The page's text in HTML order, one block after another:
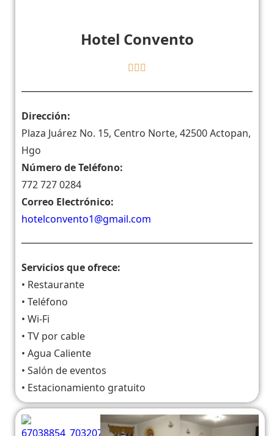
Hotel Convento
Dirección:
Plaza Juárez No. 15, Centro Norte, 42500 Actopan,
Hgo
Número de Teléfono:
772 727 0284
Correo Electrónico:
hotelconvento1@gmail.com
Servicios que ofrece:
• Restaurante
• Teléfono
• Wi-Fi
• TV por cable
• Agua Caliente
• Salón de eventos
• Estacionamiento gratuito